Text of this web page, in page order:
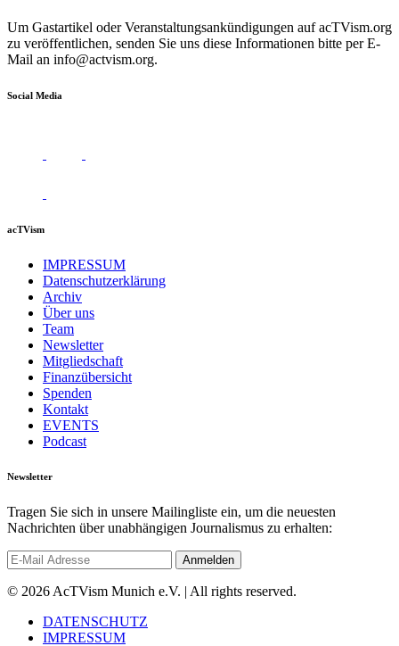
Um Gastartikel oder Veranstaltungsankündigungen auf acTVism.org
zu veröffentlichen, senden Sie uns diese Informationen bitte per E-
Mail an info@actvism.org.
Social Media
acTVism
IMPRESSUM
Datenschutzerklärung
Archiv
Über uns
Team
Newsletter
Mitgliedschaft
Finanzübersicht
Spenden
Kontakt
EVENTS
Podcast
Newsletter
Tragen Sie sich in unsere Mailingliste ein, um die neuesten
Nachrichten über unabhängigen Journalismus zu erhalten:
© 2026 AcTVism Munich e.V. | All rights reserved.
DATENSCHUTZ
IMPRESSUM